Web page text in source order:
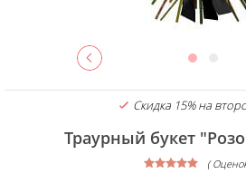
Скидка 15% на
Траурный букет
(